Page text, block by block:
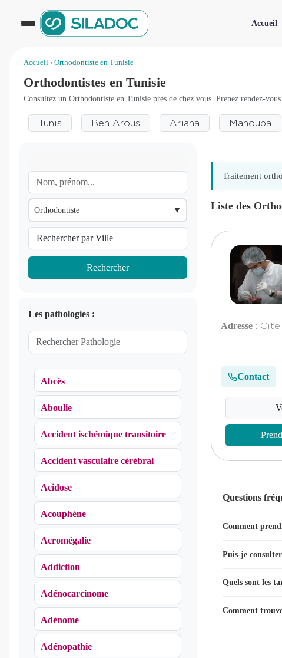
Accueil
Accueil › Orthodontiste en Tunisie
Orthodontistes en Tunisie
Consultez un Orthodontiste en Tunisie près de chez vous. Prenez rendez-
Tunis Ben Arous Ariana Manouba
Orthodontiste ▼
Rechercher
Les pathologies :
Abcès
Aboulie
Accident ischémique transitoire
Accident vasculaire cérébral
Acidose
Acouphène
Acromégalie
Addiction
Adénocarcinome
Adénome
Adénopathie
Traitement
Liste des
Adresse : Cite
Contact
Questions
Comment
Puis-je
Quels sont les
Comment